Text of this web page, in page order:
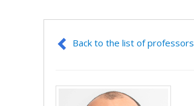
Back to the list of professors